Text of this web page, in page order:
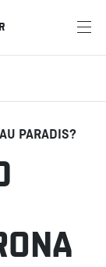
PARADIS?